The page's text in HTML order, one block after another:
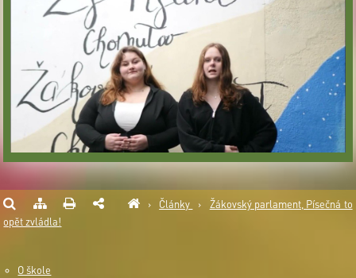
› Články ›
Žákovský parlament, Písečná to
opět zvládla!
O škole